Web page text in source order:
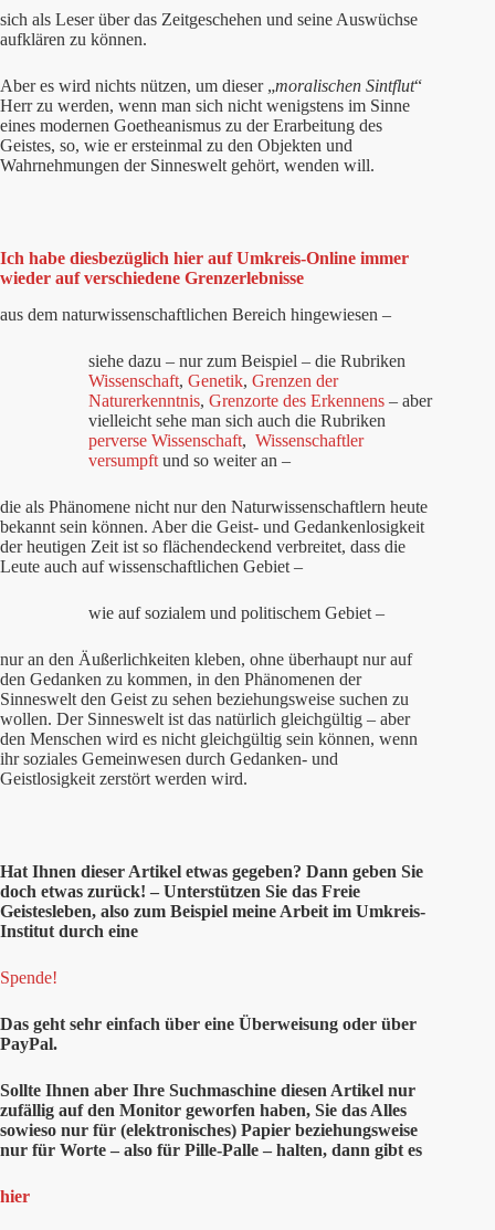
sich als Leser über das Zeitgeschehen und seine Auswüchse
aufklären zu können.
Aber es wird nichts nützen, um dieser „moralischen Sintflut“
Herr zu werden, wenn man sich nicht wenigstens im Sinne
eines modernen Goetheanismus zu der Erarbeitung des
Geistes, so, wie er ersteinmal zu den Objekten und
Wahrnehmungen der Sinneswelt gehört, wenden will.
Ich habe diesbezüglich hier auf Umkreis-Online immer
wieder auf verschiedene Grenzerlebnisse
aus dem naturwissenschaftlichen Bereich hingewiesen –
siehe dazu – nur zum Beispiel – die Rubriken
Wissenschaft, Genetik, Grenzen der
Naturerkenntnis, Grenzorte des Erkennens – aber
vielleicht sehe man sich auch die Rubriken
perverse Wissenschaft, Wissenschaftler
versumpft und so weiter an –
die als Phänomene nicht nur den Naturwissenschaftlern heute
bekannt sein können. Aber die Geist- und Gedankenlosigkeit
der heutigen Zeit ist so flächendeckend verbreitet, dass die
Leute auch auf wissenschaftlichen Gebiet –
wie auf sozialem und politischem Gebiet –
nur an den Äußerlichkeiten kleben, ohne überhaupt nur auf
den Gedanken zu kommen, in den Phänomenen der
Sinneswelt den Geist zu sehen beziehungsweise suchen zu
wollen. Der Sinneswelt ist das natürlich gleichgültig – aber
den Menschen wird es nicht gleichgültig sein können, wenn
ihr soziales Gemeinwesen durch Gedanken- und
Geistlosigkeit zerstört werden wird.
Hat Ihnen dieser Artikel etwas gegeben? Dann geben Sie
doch etwas zurück! – Unterstützen Sie das Freie
Geistesleben, also zum Beispiel meine Arbeit im Umkreis-
Institut durch eine
Spende!
Das geht sehr einfach über eine Überweisung oder über
PayPal.
Sollte Ihnen aber Ihre Suchmaschine diesen Artikel nur
zufällig auf den Monitor geworfen haben, Sie das Alles
sowieso nur für (elektronisches) Papier beziehungsweise
nur für Worte – also für Pille-Palle – halten, dann gibt es
hier